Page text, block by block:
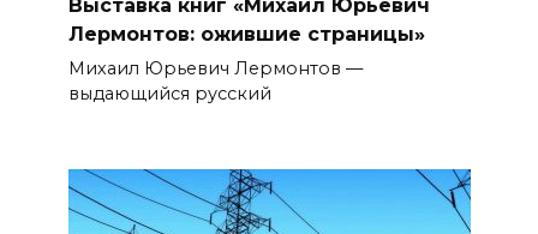
Выставка книг «Михаил Юрьевич
Лермонтов: ожившие страницы»
Михаил Юрьевич Лермонтов —
выдающийся русский